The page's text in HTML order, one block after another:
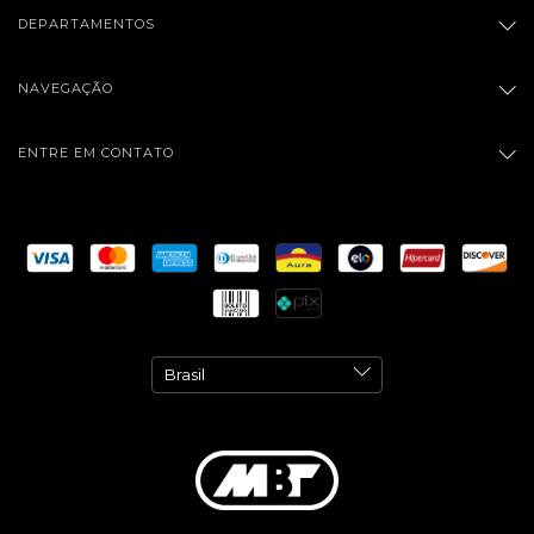
DEPARTAMENTOS
NAVEGAÇÃO
ENTRE EM CONTATO